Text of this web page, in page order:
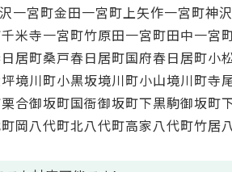
一宮町金田一宮町上矢作一宮町神沢
米寺一宮町竹原田一宮町田中一宮
居町桑戸春日居町国府春日居町小
境川町小黒坂境川町小山境川町寺
合御坂町国衙御坂町下黒駒御坂町
岡八代町北八代町高家八代町竹居